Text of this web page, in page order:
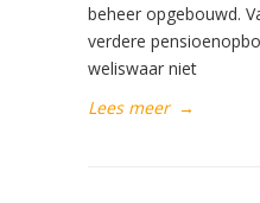
beheer opgebouwd.
verdere
weliswaar niet
Lees meer →